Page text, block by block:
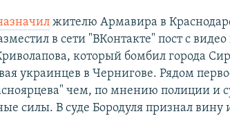
жителю Армавира в
в сети "ВКонтакте" пост с видео
который бомбил города
украинцев в Чернигове. Рядом
чем, по мнению полиции и
силы. В суде Бородуля признал вину